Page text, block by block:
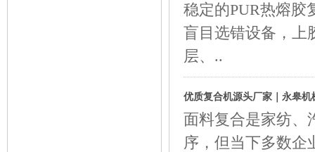
稳定的PUR热熔胶
盲目选错设备，上
层、..
优质复合机源头厂家｜永皋
面料复合是家纺、
序，但当下多数企